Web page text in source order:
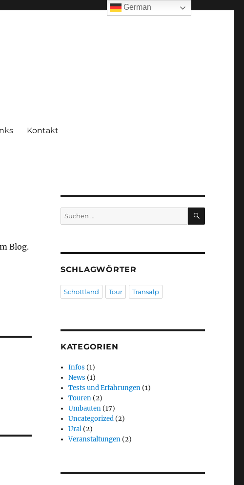
Kontakt
Blog.
Suchen
nach:
SUCHEN
SCHLAGWÖRTER
Schottland Tour Transalp
KATEGORIEN
Infos (1)
News (1)
Tests und Erfahrungen (1)
Touren (2)
Umbauten (17)
Uncategorized (2)
Ural (2)
Veranstaltungen (2)
German